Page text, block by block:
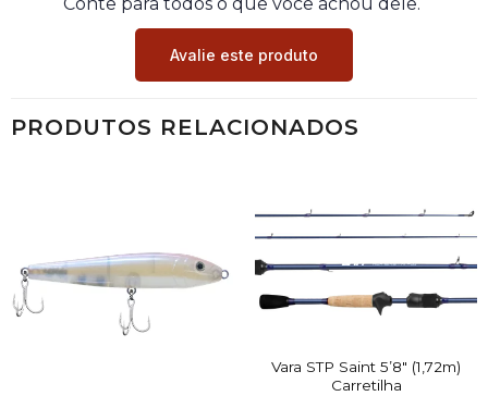
Conte para todos o que você achou dele.
Avalie este produto
PRODUTOS RELACIONADOS
Vara STP Saint 5’8″ (1,72m)
Carretilha